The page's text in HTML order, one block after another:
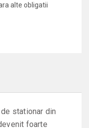
alte obligatii
stationar din
foarte